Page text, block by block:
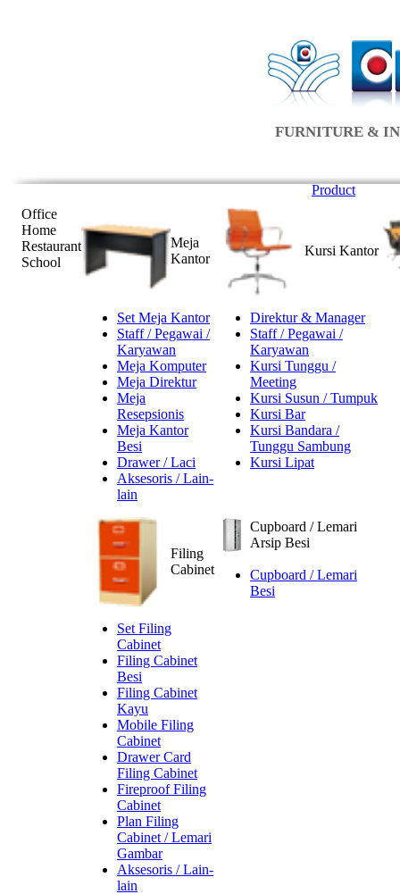
FURNITURE &
Product
Office
Home
Restaurant
School
Meja
Kantor
Set Meja Kantor
Staff / Pegawai /
Karyawan
Meja Komputer
Meja Direktur
Meja
Resepsionis
Meja Kantor
Besi
Drawer / Laci
Aksesoris / Lain-
lain
Kursi Kantor
Direktur & Manager
Staff / Pegawai /
Karyawan
Kursi Tunggu /
Meeting
Kursi Susun / Tumpuk
Kursi Bar
Kursi Bandara /
Tunggu Sambung
Kursi Lipat
Filing
Cabinet
Set Filing
Cabinet
Filing Cabinet
Besi
Filing Cabinet
Kayu
Mobile Filing
Cabinet
Drawer Card
Filing Cabinet
Fireproof Filing
Cabinet
Plan Filing
Cabinet / Lemari
Gambar
Aksesoris / Lain-
lain
Cupboard / Lemari
Arsip Besi
Cupboard / Lemari
Besi